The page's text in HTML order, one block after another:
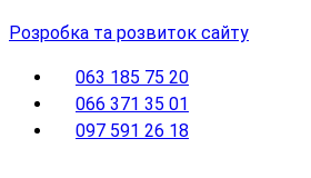
Розробка та розвиток сайту
063 185 75 20
066 371 35 01
097 591 26 18